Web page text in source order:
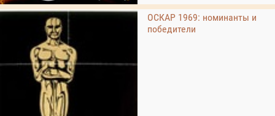
ОСКАР 1969: номинанты и
победители